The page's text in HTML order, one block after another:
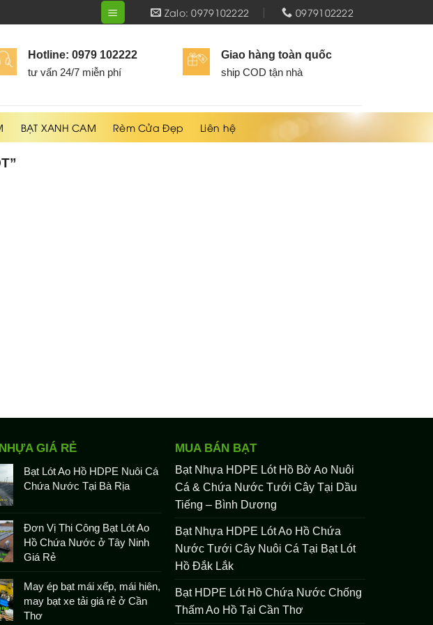
Zalo: 0979102222 0979102222
Hotline: 0979 102222
tư vấn 24/7 miễn phí
Giao hàng toàn quốc
ship COD tận nhà
BẠT XANH CAM Rèm Cửa Đẹp Liên hệ
GIÁ RẺ
Bạt Lót Ao Hồ HDPE Nuôi Cá
Chứa Nước Tại Bà Rịa
Đơn Vị Thi Công Bạt Lót Ao
Hồ Chứa Nước ở Tây Ninh
Giá Rẻ
May ép bạt mái xếp, mái hiên,
may bạt xe tải giá rẻ ở Cần
Thơ
MUA BÁN BẠT
Bạt Nhựa HDPE Lót Hồ Bờ Ao Nuôi
Cá & Chứa Nước Tưới Cây Tại Dầu
Tiếng – Bình Dương
Bạt Nhựa HDPE Lót Ao Hồ Chứa
Nước Tưới Cây Nuôi Cá Tại Bạt Lót
Hồ Đắk Lắk
Bạt HDPE Lót Hồ Chứa Nước Chống
Thấm Ao Hồ Tại Cần Thơ